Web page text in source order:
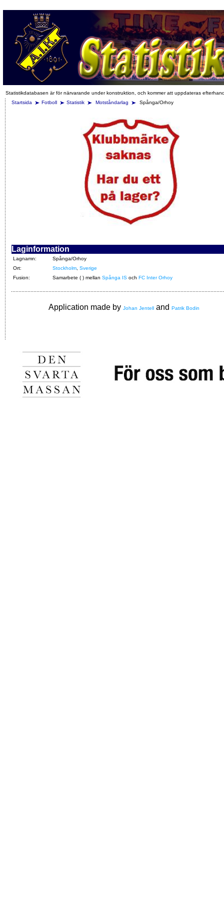
Statistikdatabasen är för närvarande under konstruktion, och kommer att uppdateras
Startsida
Fotboll Statistik Motståndarlag Spånga/Orhoy
Laginformation
Lagnamn:
Spånga/Orhoy
Ort:
Stockholm Sverige
Fusion:
Samarbete ( ) mellan Spånga IS och FC Inter Orhoy
Application made by Johan Jentell and Patrik Bodin